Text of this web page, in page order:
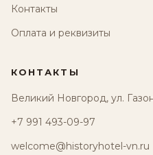
Контакты
Оплата и реквизиты
КОНТАКТЫ
Великий Новгород, ул.
+7 991 493-09-97
welcome@historyhotel-vn.ru